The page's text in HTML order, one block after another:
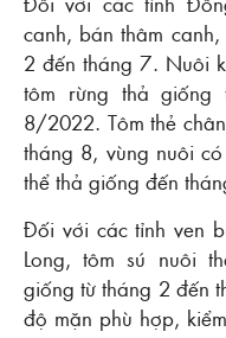
canh, bán thâm
2 đến tháng 7. Nuôi
tôm rừng thả giống
8/2022. Tôm thẻ
tháng 8, vùng nuôi
thể thả giống đến
Đối với các tỉnh ven
Long, tôm sú nuôi
giống từ tháng 2 đến
độ mặn phù hợp,